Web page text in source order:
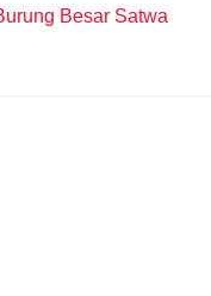
Besar Satwa